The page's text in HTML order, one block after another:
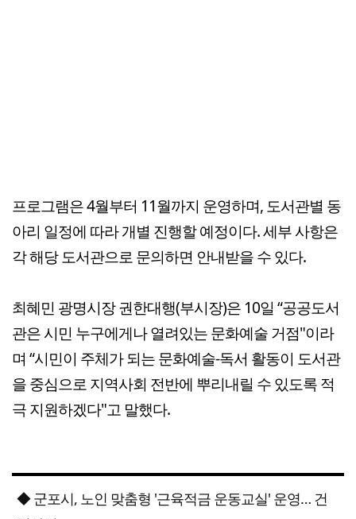
프로그램은 4월부터 11월까지 운영하며, 도서관별 동
아리 일정에 따라 개별 진행할 예정이다. 세부 사항은
각 해당 도서관으로 문의하면 안내받을 수 있다.
최혜민 광명시장 권한대행(부시장)은 10일 “공공도서
관은 시민 누구에게나 열려있는 문화예술 거점"이라
며 “시민이 주체가 되는 문화예술-독서 활동이 도서관
을 중심으로 지역사회 전반에 뿌리내릴 수 있도록 적
극 지원하겠다"고 말했다.
◆ 군포시, 노인 맞춤형 '근육적금 운동교실' 운영… 건